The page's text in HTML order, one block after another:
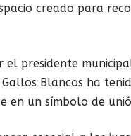
creado para
el presidente
Blancos ha
en un símbolo de